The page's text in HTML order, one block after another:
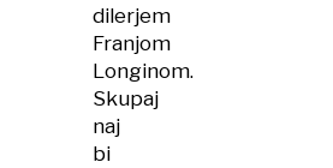
dilerjem
Franjom
Longinom.
Skupaj
naj
bi